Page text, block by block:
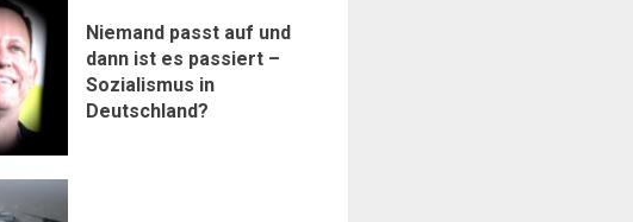
Niemand passt auf und
dann ist es passiert –
Sozialismus in
Deutschland?